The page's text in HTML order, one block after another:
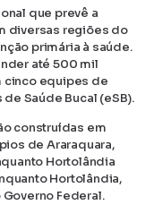
que prevê a
diversas regiões do
primária à saúde.
até 500 mil
cinco equipes de
Saúde Bucal (eSB).
construídas em
de Araraquara,
Hortolândia
Hortolândia,
Federal.